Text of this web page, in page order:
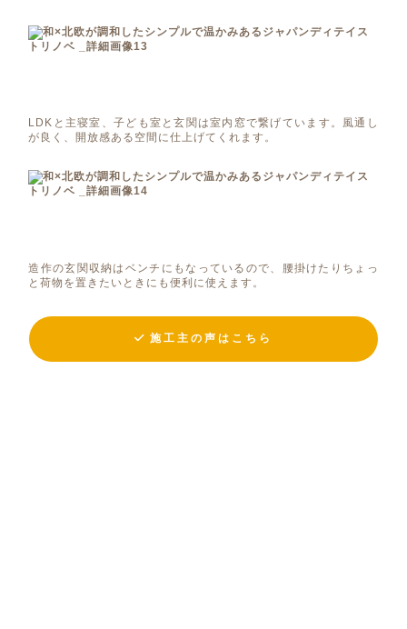
LDKと主寝室、子ども室と玄関は室内窓で繋げています。風通し
が良く、開放感ある空間に仕上げてくれます。
造作の玄関収納はベンチにもなっているので、腰掛けたりちょっ
と荷物を置きたいときにも便利に使えます。
施工主の声はこちら